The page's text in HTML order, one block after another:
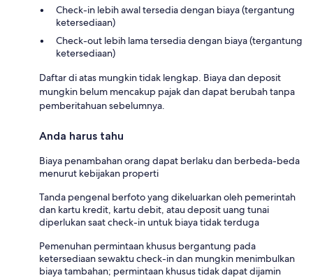
Check-in lebih awal tersedia dengan biaya (tergantung
ketersediaan)
Check-out lebih lama tersedia dengan biaya (tergantung
ketersediaan)
Daftar di atas mungkin tidak lengkap. Biaya dan deposit
mungkin belum mencakup pajak dan dapat berubah tanpa
pemberitahuan sebelumnya.
Anda harus tahu
Biaya penambahan orang dapat berlaku dan berbeda-beda
menurut kebijakan properti
Tanda pengenal berfoto yang dikeluarkan oleh pemerintah
dan kartu kredit, kartu debit, atau deposit uang tunai
diperlukan saat check-in untuk biaya tidak terduga
Pemenuhan permintaan khusus bergantung pada
ketersediaan sewaktu check-in dan mungkin menimbulkan
biaya tambahan; permintaan khusus tidak dapat dijamin